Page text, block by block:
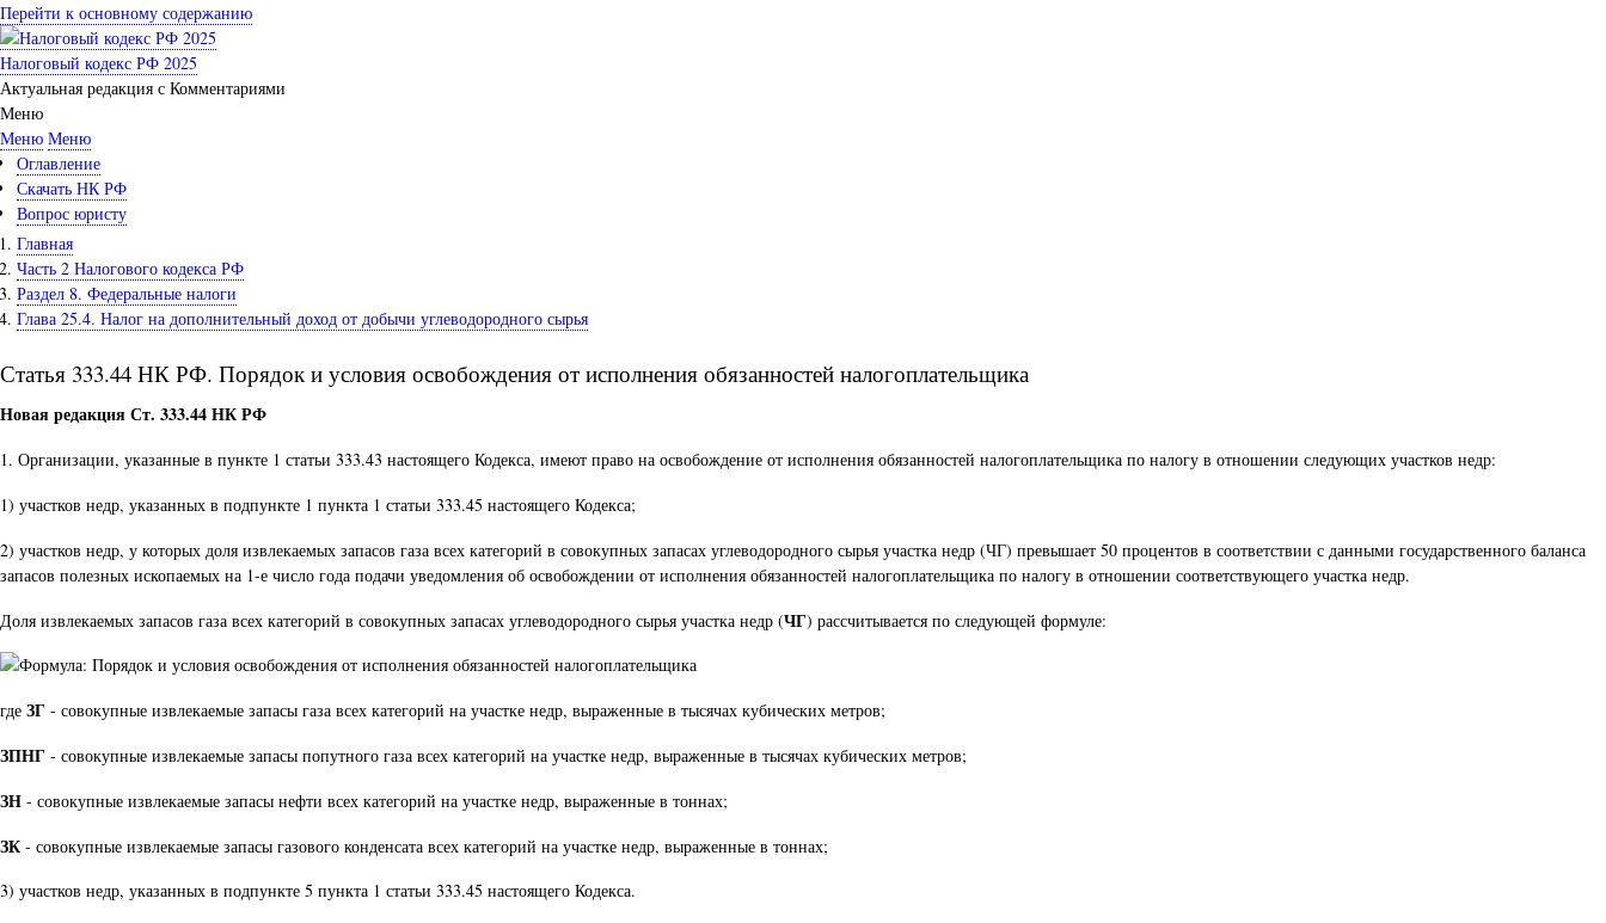
Перейти к основному содержанию
Налоговый кодекс РФ 2025
Актуальная редакция с Комментариями
Меню
Меню Меню
Оглавление
Скачать НК РФ
Вопрос юристу
Главная
Часть 2 Налогового кодекса РФ
Раздел 8. Федеральные налоги
Глава 25.4. Налог на дополнительный доход от добычи углеводородного сырья
Статья 333.44 НК РФ. Порядок и условия освобождения от исполнения обязанностей налогоплательщика
Новая редакция Ст. 333.44 НК РФ
1. Организации, указанные в пункте 1 статьи 333.43 настоящего Кодекса, имеют право на освобождение от исполнения обязанностей налогоплательщика по налогу в отношении следующих участков недр:
1) участков недр, указанных в подпункте 1 пункта 1 статьи 333.45 настоящего Кодекса;
2) участков недр, у которых доля извлекаемых запасов газа всех категорий в совокупных запасах углеводородного сырья участка недр (ЧГ) превышает 50 процентов в соответствии с данными государственного баланса
запасов полезных ископаемых на 1-е число года подачи уведомления об освобождении от исполнения обязанностей налогоплательщика по налогу в отношении соответствующего участка недр.
Доля извлекаемых запасов газа всех категорий в совокупных запасах углеводородного сырья участка недр (ЧГ) рассчитывается по следующей формуле:
где ЗГ - совокупные извлекаемые запасы газа всех категорий на участке недр, выраженные в тысячах кубических метров;
ЗПНГ - совокупные извлекаемые запасы попутного газа всех категорий на участке недр, выраженные в тысячах кубических метров;
ЗН - совокупные извлекаемые запасы нефти всех категорий на участке недр, выраженные в тоннах;
ЗК - совокупные извлекаемые запасы газового конденсата всех категорий на участке недр, выраженные в тоннах;
3) участков недр, указанных в подпункте 5 пункта 1 статьи 333.45 настоящего Кодекса.